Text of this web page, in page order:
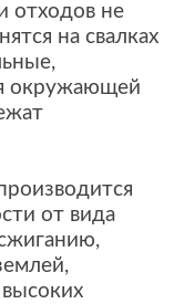
отходов не
на свалках
окружающей
от вида